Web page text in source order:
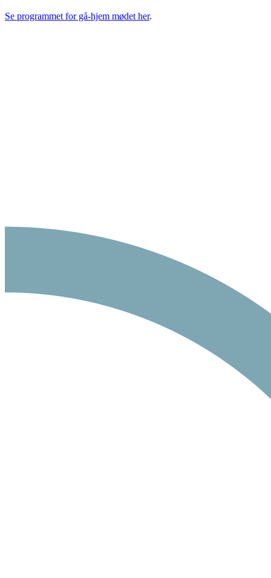
Se programmet for gå-hjem mødet her.